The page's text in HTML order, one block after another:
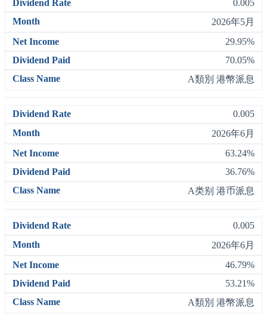
0.005
2026年5月
29.95%
70.05%
A類別 港幣派息
0.005
2026年6月
63.24%
36.76%
A类别 港币派息
0.005
2026年6月
46.79%
53.21%
A類別 港幣派息